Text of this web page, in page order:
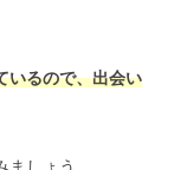
いるので、出会い